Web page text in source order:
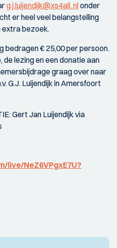
g.j.luijendijk@xs4all. nlonder
er heel veel belangstelling
extra bezoek.
bedragen € 25,00 per persoon.
lezing en een donatie aan
graag over naar
G.J. Luijendijk in Amersfoort
Gert Jan Luijendijk via
live/NeZ6VPgxE7U?